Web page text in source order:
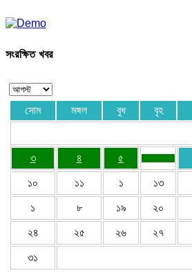
সংরক্ষিত খবর
সোম মঙ্গল বুধ বৃহ
৩ ৪ ৫
১০ ১১ ১ ১৩
১ ৮ ১৯ ২০
২৪ ২৫ ২৬ ২৭
৩১